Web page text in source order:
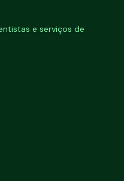
e serviços de